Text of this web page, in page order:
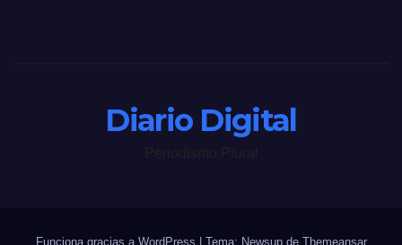
Diario Digital
Funciona gracias a WordPress Tema: Newsup de Themeansar